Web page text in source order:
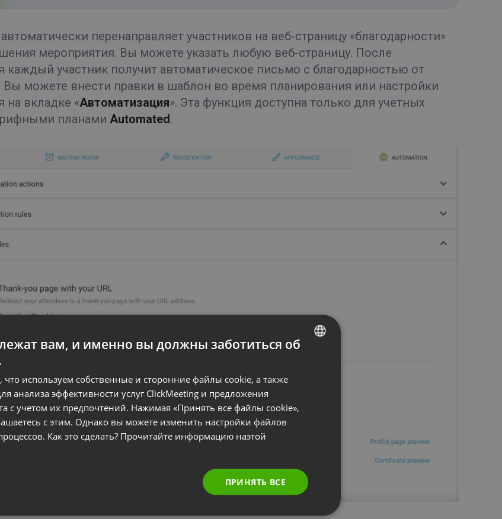
перенаправляет участников на веб-страницу «благодарности»
мероприятия. Вы можете указать любую веб-страницу. После
каждый участник получит автоматическое письмо с благодарностью от
Вы можете внести правки в шаблон во время планирования или настройки
на вкладке «Автоматизация». Эта функция доступна только для учетных
планами Automated.
FRENCH
POLISH
PORTUGUESE
вам, и именно вы должны заботиться об
используем собственные и сторонние файлы cookie, а также
анализа эффективности услуг ClickMeeting и предложения
с учетом их предпочтений. Нажимая «Принять все файлы cookie»,
с этим. Однако вы можете изменить настройки файлов
Как это сделать? Прочитайте информацию наэтой
ПРИНЯТЬ ВСЕ